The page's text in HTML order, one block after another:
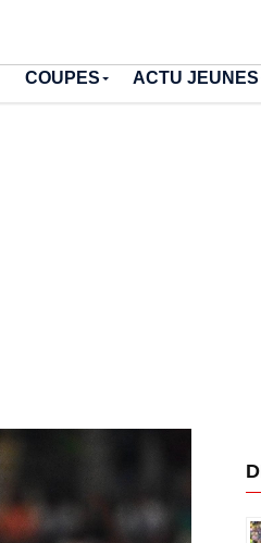
COUPES ACTU JEUNES